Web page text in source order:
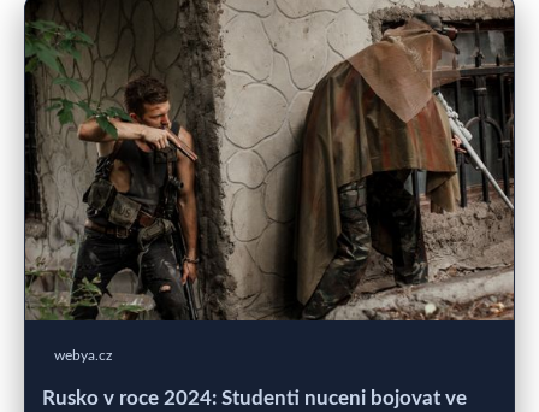
webya.cz
Rusko v roce 2024: Studenti nuceni bojovat ve